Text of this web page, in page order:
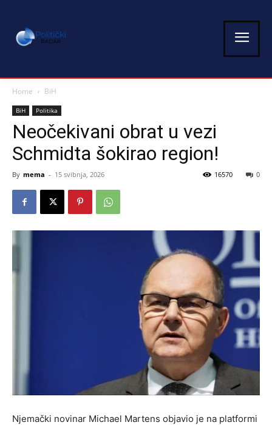
Home BiH
BiH Politika
Neočekivani obrat u vezi
Schmidta šokirao region!
By mema - 15 svibnja, 2026 0
16570
Njemački novinar Michael Martens objavio je na platformi